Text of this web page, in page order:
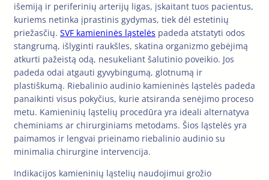
išemiją ir periferinių arterijų ligas, įskaitant tuos pacientus,
kuriems netinka įprastinis gydymas, tiek dėl estetinių
priežasčių. SVF kamieninės ląstelės padeda atstatyti odos
stangrumą, išlyginti raukšles, skatina organizmo gebėjimą
atkurti pažeistą odą, nesukeliant šalutinio poveikio. Jos
padeda odai atgauti gyvybingumą, glotnumą ir
plastiškumą. Riebalinio audinio kamieninės ląstelės padeda
panaikinti visus pokyčius, kurie atsiranda senėjimo proceso
metu. Kamieninių ląstelių procedūra yra ideali alternatyva
cheminiams ar chirurginiams metodams. Šios ląstelės yra
paimamos ir lengvai prieinamo riebalinio audinio su
minimalia chirurgine intervencija.
Indikacijos kamieninių ląstelių naudojimui grožio